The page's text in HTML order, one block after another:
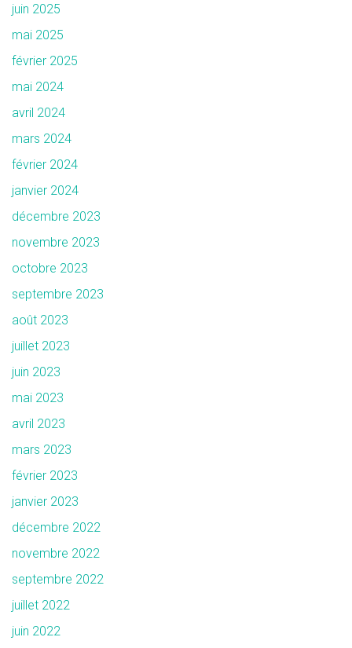
juin 2025
mai 2025
février 2025
mai 2024
avril 2024
mars 2024
février 2024
janvier 2024
décembre 2023
novembre 2023
octobre 2023
septembre 2023
août 2023
juillet 2023
juin 2023
mai 2023
avril 2023
mars 2023
février 2023
janvier 2023
décembre 2022
novembre 2022
septembre 2022
juillet 2022
juin 2022